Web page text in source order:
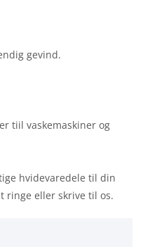
gevind.
tiil vaskemaskiner og
hvidevaredele til din
ringe eller skrive til os.